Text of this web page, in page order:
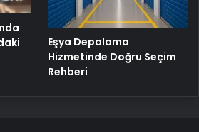
Eşya Depolama
Hizmetinde Doğru Seçim
Rehberi